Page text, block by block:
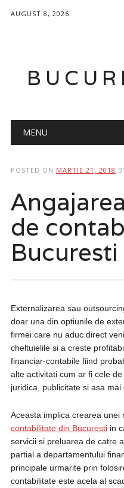
AUGUST 8, 2026
Main menu
MENU
POSTED ON MARTIE 21, 2018
de
Bucuresti
Externalizarea sau
doar una din optiunile de
firmei care nu aduc direct
cheltuielile si a creste
financiar-contabile fiind
alte activitati cum ar fi cele
juridica, publicitate si asa mai
Aceasta implica crearea unei
contabilitate din Bucurestiin
servicii si preluarea de catre
partial a departamentului
principale urmarite prin
contabilitate este acela al